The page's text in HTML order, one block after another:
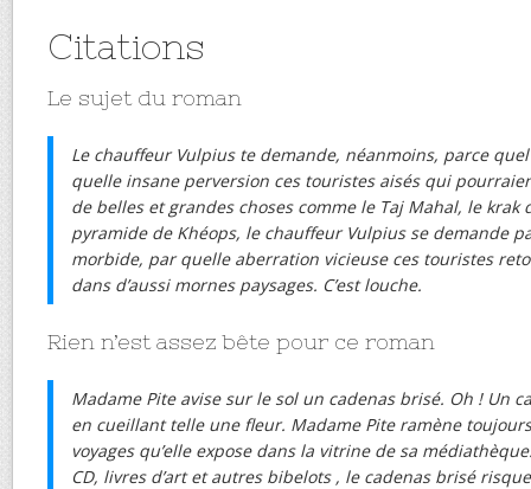
Citations
Le sujet du roman
Le chauffeur Vulpius te demande, néanmoins, parce
quelle insane perversion ces touristes aisés qui
de belles et grandes choses comme le Taj Mahal, le krak
pyramide de Khéops, le chauffeur Vulpius se demande
morbide, par quelle aberration vicieuse ces touristes
dans d’aussi mornes paysages. C’est louche.
Rien n’est assez bête pour ce roman
Madame Pite avise sur le sol un cadenas brisé. Oh ! Un
en cueillant telle une fleur. Madame Pite ramène
voyages qu’elle expose dans la vitrine de sa
CD, livres d’art et autres bibelots , le cadenas brisé